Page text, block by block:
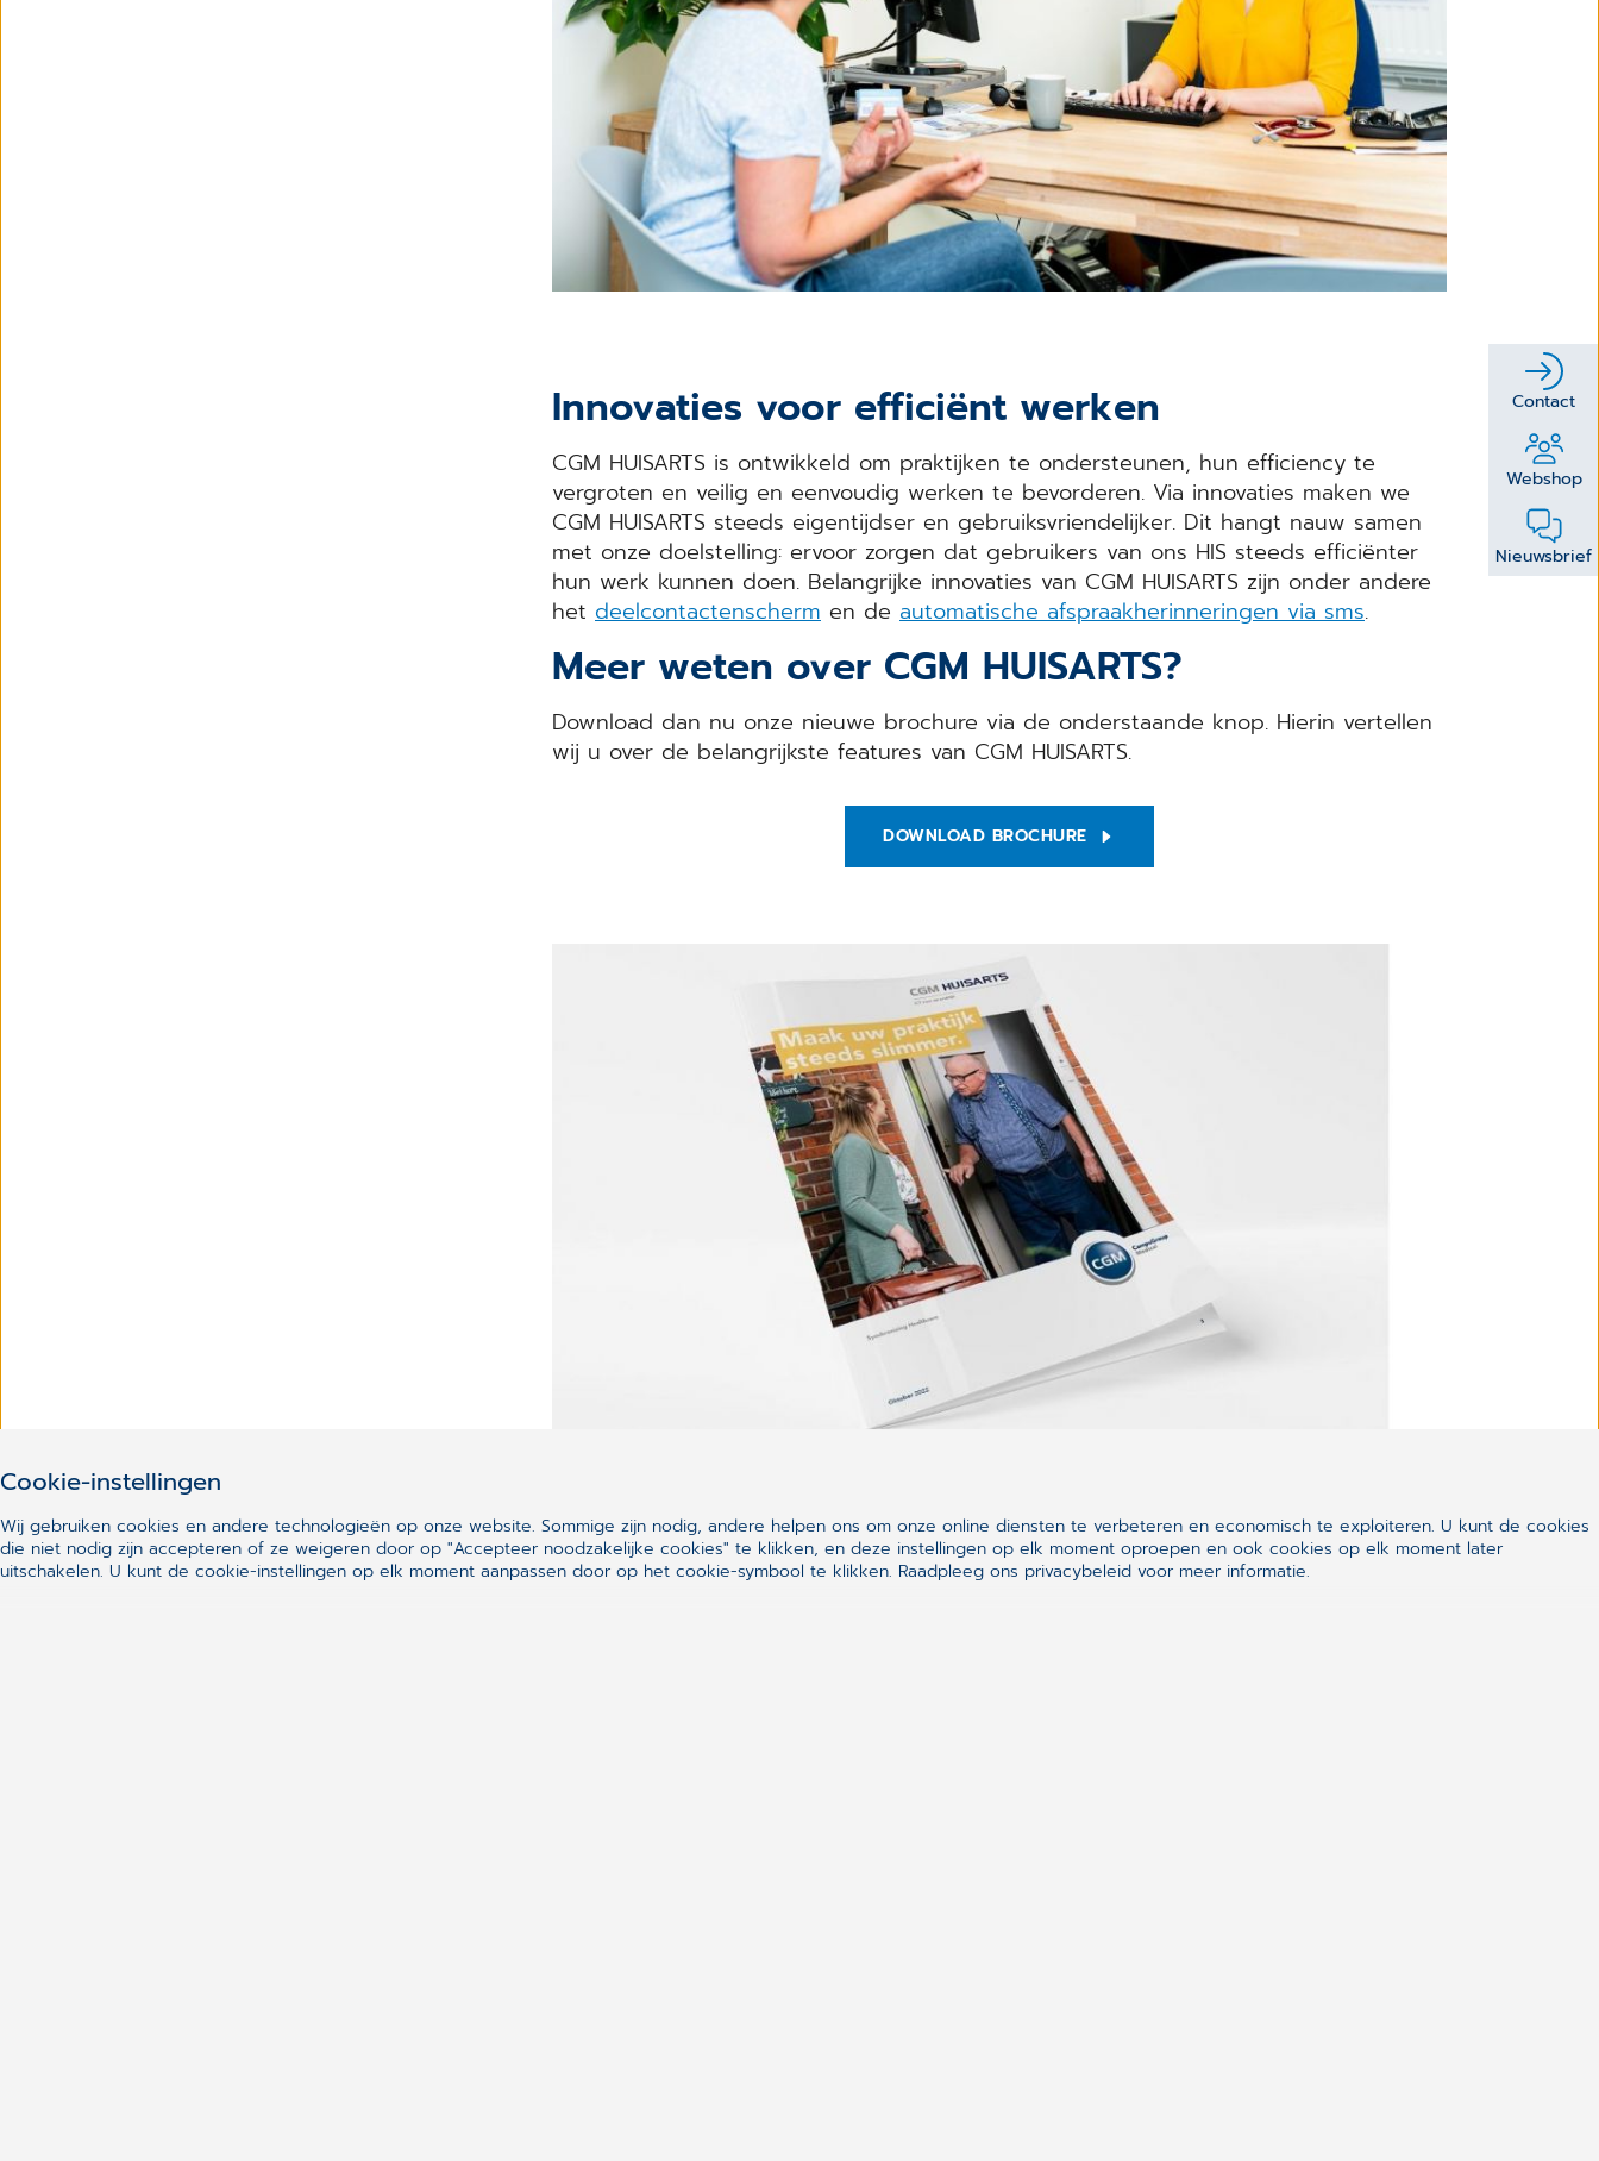
Contact
Webshop
Nieuwsbrief
Innovaties voor efficiënt werken
CGM HUISARTS is ontwikkeld om praktijken te ondersteunen, hun efficiency te
vergroten en veilig en eenvoudig werken te bevorderen. Via innovaties maken we
CGM HUISARTS steeds eigentijdser en gebruiksvriendelijker. Dit hangt nauw samen
met onze doelstelling: ervoor zorgen dat gebruikers van ons HIS steeds efficiënter
hun werk kunnen doen. Belangrijke innovaties van CGM HUISARTS zijn onder andere
het deelcontactenscherm en de automatische afspraakherinneringen via sms.
Meer weten over CGM HUISARTS?
Download dan nu onze nieuwe brochure via de onderstaande knop. Hierin vertellen
wij u over de belangrijkste features van CGM HUISARTS.
DOWNLOAD BROCHURE
Gerelateerde artikelen
Cookie-instellingen
Wij gebruiken cookies en andere technologieën op onze website. Sommige zijn nodig, andere helpen ons om onze online diensten te verbeteren en economisch te exploiteren. U kunt de cookies
die niet nodig zijn accepteren of ze weigeren door op "Accepteer noodzakelijke cookies" te klikken, en deze instellingen op elk moment oproepen en ook cookies op elk moment later
uitschakelen. U kunt de cookie-instellingen op elk moment aanpassen door op het cookie-symbool te klikken. Raadpleeg ons privacybeleid voor meer informatie.